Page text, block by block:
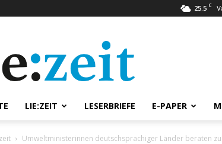
25.5 C
LIE:ZEIT LESERBRIEFE E-PAPER
Umweltministerinnen deutschsprachiger Länder beraten